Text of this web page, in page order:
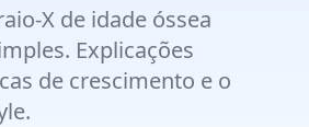
X de idade óssea
Explicações
de crescimento e o